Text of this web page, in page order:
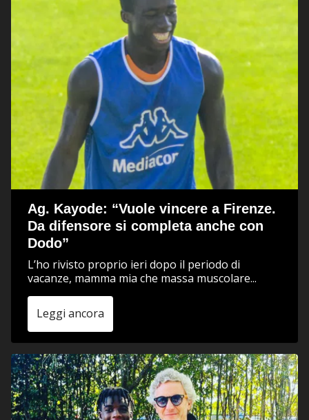
Ag. Kayode: “Vuole vincere a Firenze.
Da difensore si completa anche con
Dodo”
L’ho rivisto proprio ieri dopo il periodo di
vacanze, mamma mia che massa muscolare...
Leggi ancora